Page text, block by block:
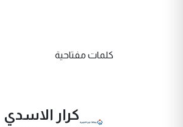
كلمات مفتاحية
كرار الاسدي